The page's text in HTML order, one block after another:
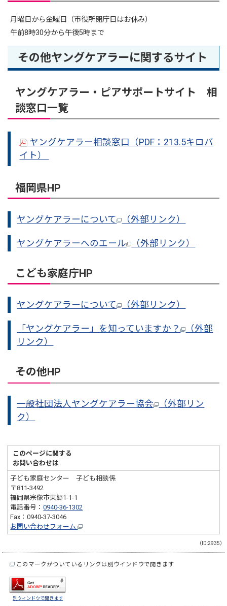
月曜日から金曜日（市役所閉庁日はお休み）
午前8時30分から午後5時まで
その他ヤングケアラーに関するサイト
ヤングケアラー・ピアサポートサイト 相
談窓口一覧
ヤングケアラー相談窓口（PDF：213.5キロバ
イト）
福岡県HP
ヤングケアラーについて （外部リンク）
ヤングケアラーへのエール （外部リンク）
こども家庭庁HP
ヤングケアラーについて （外部リンク）
「ヤングケアラー」を知っていますか？
（外部
リンク）
その他HP
一般社団法人ヤングケアラー協会
（外部リン
ク）
このページに関する
お問い合わせは
子ども家庭センター 子ども相談係
〒811-3492
福岡県宗像市東郷1-1-1
電話番号：0940-36-1302
Fax：0940-37-3046
お問い合わせフォーム
（ID:2935）
このマークがついているリンクは別ウインドウで開きます
別ウィンドウで開きます